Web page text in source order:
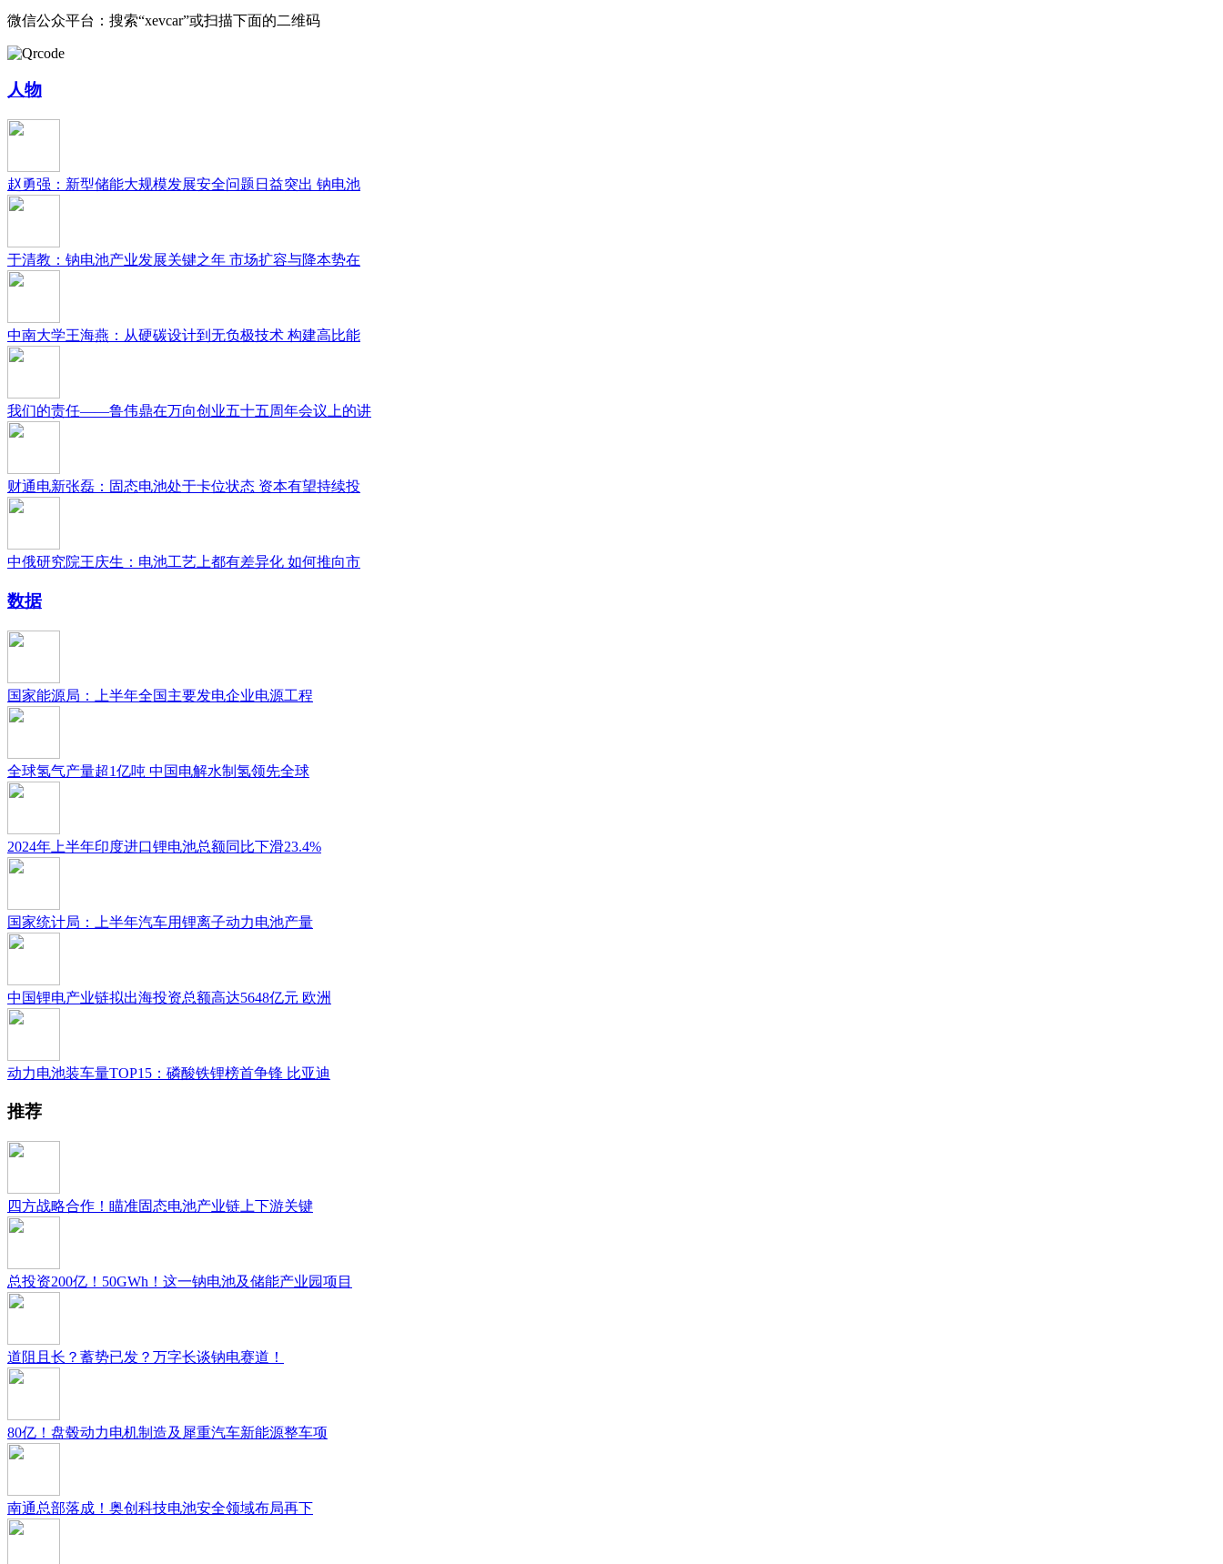
微信公众平台：搜索“xevcar”或扫描下面的二维码
人物
赵勇强：新型储能大规模发展安全问题日益突出 钠电池
于清教：钠电池产业发展关键之年 市场扩容与降本势在
中南大学王海燕：从硬碳设计到无负极技术 构建高比能
我们的责任——鲁伟鼎在万向创业五十五周年会议上的讲
财通电新张磊：固态电池处于卡位状态 资本有望持续投
中俄研究院王庆生：电池工艺上都有差异化 如何推向市
数据
国家能源局：上半年全国主要发电企业电源工程
​全球氢气产量超1亿吨 中国电解水制氢领先全球
2024年上半年印度进口锂电池总额同比下滑23.4%
国家统计局：上半年汽车用锂离子动力电池产量
中国锂电产业链拟出海投资总额高达5648亿元 欧洲
动力电池装车量TOP15：磷酸铁锂榜首争锋 比亚迪
推荐
四方战略合作！瞄准固态电池产业链上下游关键
总投资200亿！50GWh！这一钠电池及储能产业园项目
道阻且长？蓄势已发？万字长谈钠电赛道！
80亿！盘毂动力电机制造及犀重汽车新能源整车项
南通总部落成！奥创科技电池安全领域布局再下